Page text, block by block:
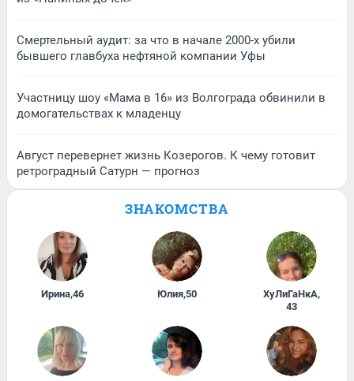
Смертельный аудит: за что в начале 2000-х убили
бывшего главбуха нефтяной компании Уфы
Участницу шоу «Мама в 16» из Волгограда обвинили в
домогательствах к младенцу
Август перевернет жизнь Козерогов. К чему готовит
ретроградный Сатурн — прогноз
ЗНАКОМСТВА
Ирина,46 Юлия,50 ХуЛиГаНкА,
43